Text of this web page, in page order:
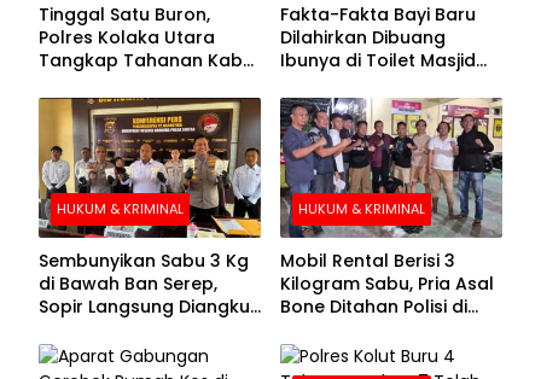
Tinggal Satu Buron,
Polres Kolaka Utara
Tangkap Tahanan Kabur
Pengejaran
Fakta-Fakta Bayi Baru
Dilahirkan Dibuang
Ibunya di Toilet Masjid
HUKUM & KRIMINAL
Sembunyikan Sabu 3 Kg
di Bawah Ban Serep,
Sopir Langsung Diangkut
HUKUM & KRIMINAL
Mobil Rental Berisi 3
Kilogram Sabu, Pria Asal
Bone Ditahan Polisi di